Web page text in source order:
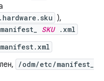
),
SKU.xml
/odm/etc/manifest_